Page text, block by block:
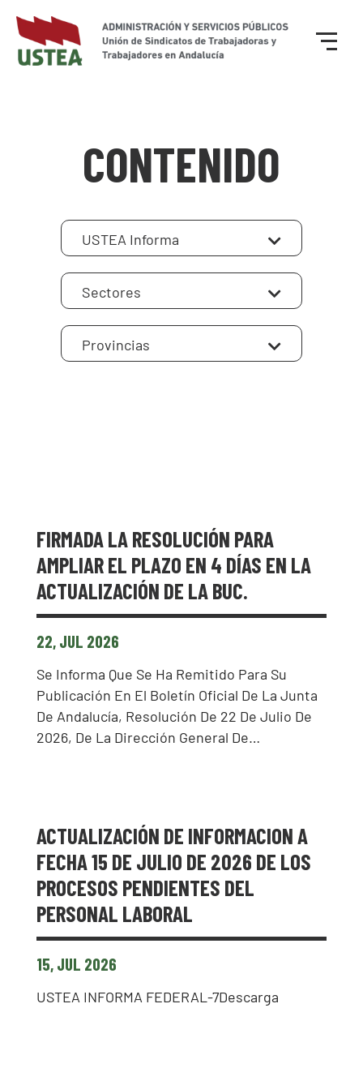
CONTENIDO
USTEA Informa
Sectores
Provincias
FIRMADA LA RESOLUCIÓN PARA
AMPLIAR EL PLAZO EN 4 DÍAS EN LA
ACTUALIZACIÓN DE LA BUC.
22, JUL 2026
Se Informa Que Se Ha Remitido Para Su
Publicación En El Boletín Oficial De La Junta
De Andalucía, Resolución De 22 De Julio De
2026, De La Dirección General De…
ACTUALIZACIÓN DE INFORMACION A
FECHA 15 DE JULIO DE 2026 DE LOS
PROCESOS PENDIENTES DEL
PERSONAL LABORAL
15, JUL 2026
USTEA INFORMA FEDERAL-7Descarga